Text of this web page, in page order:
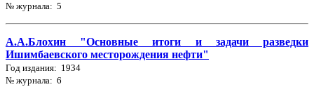
№ журнала: 5
А.А.Блохин "Основные итоги и задачи разведки
Ишимбаевского месторождения нефти"
Год издания: 1934
№ журнала: 6